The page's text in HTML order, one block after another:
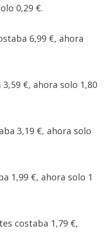
0,29 €.
6,99 €, ahora
€, ahora solo 1,80
3,19 €, ahora solo
1,99 €, ahora solo 1
costaba 1,79 €,